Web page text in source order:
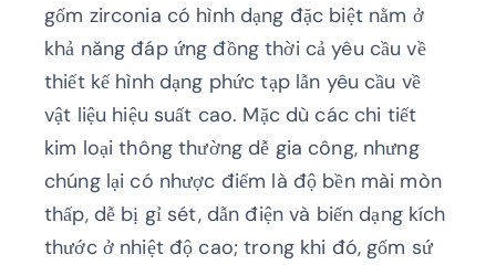
gốm zirconia có hình dạng đặc biệt nằm ở
khả năng đáp ứng đồng thời cả yêu cầu về
thiết kế hình dạng phức tạp lẫn yêu cầu về
vật liệu hiệu suất cao. Mặc dù các chi tiết
kim loại thông thường dễ gia công, nhưng
chúng lại có nhược điểm là độ bền mài mòn
thấp, dễ bị gỉ sét, dẫn điện và biến dạng kích
thước ở nhiệt độ cao; trong khi đó, gốm sứ